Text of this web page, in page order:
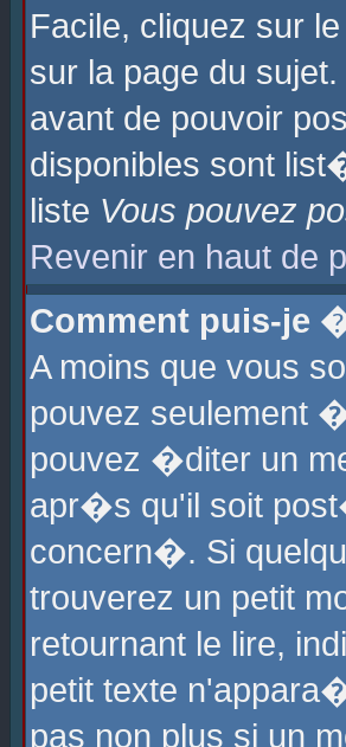
Facile, cliquez sur
sur la page du
avant de pouvoir
disponibles sont
liste Vous pouvez
Revenir en haut de
Comment puis-je
A moins que vous
pouvez seulement
pouvez �diter un
apr�s qu'il soit
concern�. Si
trouverez un petit
retournant le lire,
petit texte
pas non plus si un